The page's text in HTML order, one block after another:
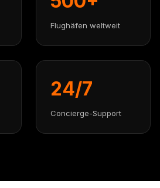
Flughäfen weltweit
24/7
Concierge-Support